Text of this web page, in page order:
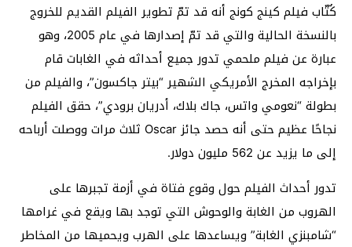
كُتّاب فيلم كينج كونج أنه قد تمّ تطوير الفيلم القديم للخروج
بالنسخة الحالية والتي قد تمّ إصدارها في عام 2005، وهو
عبارة عن فيلم ملحمي تدور جميع أحداثه في الغابات قام
بإخراجه المخرج الأمريكي الشهير “بيتر جاكسون”، والفيلم من
بطولة “نعومي واتس، جاك بلاك، أدريان برودي”، حقق الفيلم
نجاحًا عظيم حتى أنه حصد جائز Oscar ثلاث مرات ووصلت أرباحه
إلى ما يزيد عن 562 مليون دولار.
تدور أحداث الفيلم حول وقوع فتاة في أزمة تجبرها على
الهروب من الغابة والوحوش التي توجد بها ويقع في غرامها
“شامبنزي الغابة” ويساعدها على الهرب ويحميها من المخاطر